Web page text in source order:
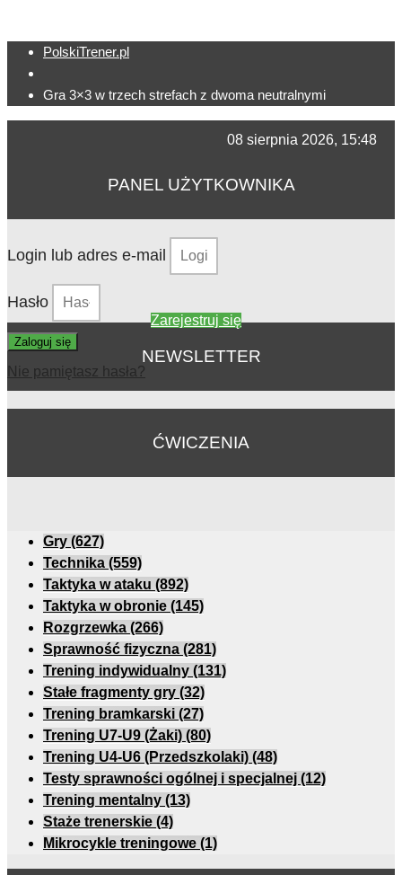
PolskiTrener.pl
Gra 3×3 w trzech strefach z dwoma neutralnymi
08 sierpnia 2026, 15:48
PANEL UŻYTKOWNIKA
Login lub adres e-mail
Hasło
Zaloguj się
Nie pamiętasz hasła?
Zarejestruj się
NEWSLETTER
ĆWICZENIA
Gry (627)
Technika (559)
Taktyka w ataku (892)
Taktyka w obronie (145)
Rozgrzewka (266)
Sprawność fizyczna (281)
Trening indywidualny (131)
Stałe fragmenty gry (32)
Trening bramkarski (27)
Trening U7-U9 (Żaki) (80)
Trening U4-U6 (Przedszkolaki) (48)
Testy sprawności ogólnej i specjalnej (12)
Trening mentalny (13)
Staże trenerskie (4)
Mikrocykle treningowe (1)